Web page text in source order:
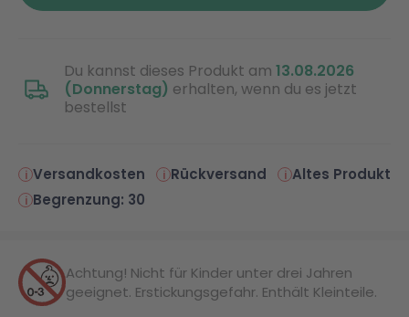
Du kannst dieses Produkt am 13.08.2026
(Donnerstag) erhalten, wenn du es jetzt
bestellst
Versandkosten Rückversand
Altes Produkt
Begrenzung: 30
Achtung! Nicht für Kinder unter drei Jahren
geeignet. Erstickungsgefahr. Enthält Kleinteile.